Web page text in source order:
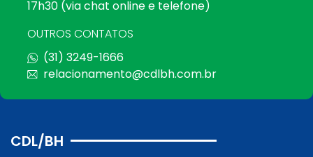
17h30 (via chat online e telefone)
OUTROS CONTATOS
(31) 3249-1666
relacionamento@cdlbh.com.br
CDL/BH